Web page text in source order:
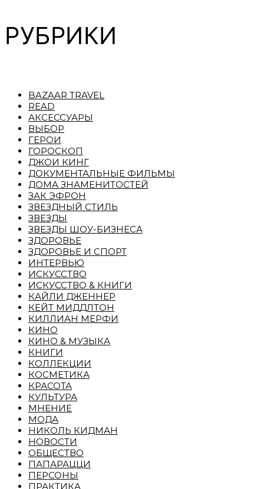
РУБРИКИ
BAZAAR TRAVEL
READ
АКСЕССУАРЫ
ВЫБОР
ГЕРОИ
ГОРОСКОП
ДЖОИ КИНГ
ДОКУМЕНТАЛЬНЫЕ ФИЛЬМЫ
ДОМА ЗНАМЕНИТОСТЕЙ
ЗАК ЭФРОН
ЗВЕЗДНЫЙ СТИЛЬ
ЗВЕЗДЫ
ЗВЕЗДЫ ШОУ-БИЗНЕСА
ЗДОРОВЬЕ
ЗДОРОВЬЕ И СПОРТ
ИНТЕРВЬЮ
ИСКУССТВО
ИСКУССТВО & КНИГИ
КАЙЛИ ДЖЕННЕР
КЕЙТ МИДДЛТОН
КИЛЛИАН МЕРФИ
КИНО
КИНО & МУЗЫКА
КНИГИ
КОЛЛЕКЦИИ
КОСМЕТИКА
КРАСОТА
КУЛЬТУРА
МНЕНИЕ
МОДА
НИКОЛЬ КИДМАН
НОВОСТИ
ОБЩЕСТВО
ПАПАРАЦЦИ
ПЕРСОНЫ
ПРАКТИКА